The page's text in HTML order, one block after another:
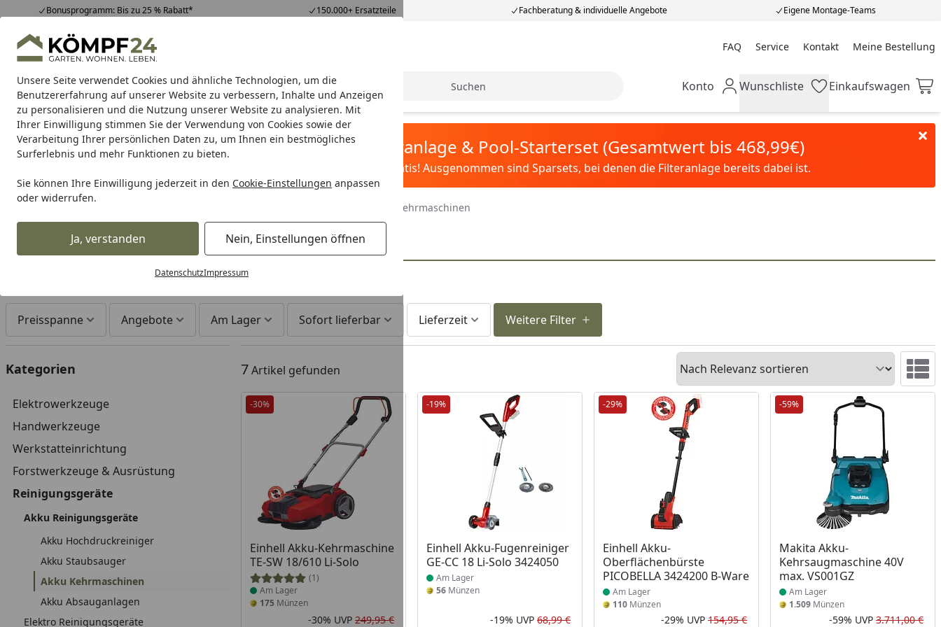
Unsere Seite verwendet Cookies und ähnliche Technologien, um die
Benutzererfahrung auf unserer Website zu verbessern, Inhalte und Anzeigen
zu personalisieren und die Nutzung unserer Website zu analysieren. Mit
Ihrer Einwilligung stimmen Sie der Verwendung von Cookies sowie der
Verarbeitung Ihrer persönlichen Daten zu, um Ihnen ein bestmögliches
Surferlebnis und mehr Funktionen zu bieten.
Sie können Ihre Einwilligung jederzeit in den Cookie-Einstellungen anpassen
oder widerrufen.
Ja, verstanden Nein, Einstellungen öffnen
DatenschutzImpressum
Bonusprogramm: Bis zu 25 % Rabatt* 150.000+ Ersatzteile Fachberatung & individuelle Angebote Eigene Montage-Teams
Hotline07051 / 9 22 22
Mo-Fr. 8-16 Uhr 25.974 Bewertungen FAQ Service Kontakt Meine Bestellung
Meine Bestellung
Alle Produkte
Alle ProdukteHighlights Tipps & Tricks Suche Mein Konto
Konto Wunschliste
Wunschliste Einkaufswagen
Einkaufswagen
Karibu Pools inkl. gratis Sandfilteranlage & Pool-Starterset (Gesamtwert bis 468,99€)
Dein Traumpool im Sorglos-Paket: Filter&Pflege gratis! Ausgenommen sind Sparsets, bei denen die Filteranlage bereits dabei ist.
Startseite
Akku Kehrmaschinen
Akku Kehrmaschinen
Ihre Artikelübersicht
Preisspanne Angebote Am Lager Sofort lieferbar Lieferzeit Weitere Filter
Kategorien
Elektrowerkzeuge
Handwerkzeuge
Werkstatteinrichtung
Forstwerkzeuge & Ausrüstung
Reinigungsgeräte
Akku Reinigungsgeräte
Akku Hochdruckreiniger
Akku Staubsauger
Akku Kehrmaschinen
Akku Absauganlagen
Elektro Reinigungsgeräte
7Artikel gefunden
Sortieren
-30%
Einhell Akku-Kehrmaschine
TE-SW 18/610 Li-Solo
(1)
Produkt am Lager
Am Lager
175 Münzen
-30% UVP 249,95 €
-19%
Einhell Akku-Fugenreiniger
GE-CC 18 Li-Solo 3424050
Produkt am Lager
Am Lager
56 Münzen
-19% UVP 68,99 €
-29%
Einhell Akku-
Oberflächenbürste
PICOBELLA 3424200 B-Ware
Produkt am Lager
Am Lager
110 Münzen
-29% UVP 154,95 €
-59%
Makita Akku-
Kehrsaugmaschine 40V
max. VS001GZ
Produkt am Lager
Am Lager
1.509 Münzen
-59% UVP 3.711,00 €